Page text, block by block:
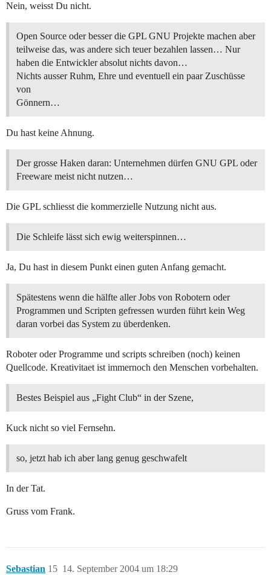
Nein, weisst Du nicht.
Open Source oder besser die GPL GNU Projekte machen aber
teilweise das, was andere sich teuer bezahlen lassen… Nur
haben die Entwickler absolut nichts davon…
Nichts ausser Ruhm, Ehre und eventuell ein paar Zuschüsse
von
Gönnern…
Du hast keine Ahnung.
Der grosse Haken daran: Unternehmen dürfen GNU GPL oder
Freeware meist nicht nutzen…
Die GPL schliesst die kommerzielle Nutzung nicht aus.
Die Schleife lässt sich ewig weiterspinnen…
Ja, Du hast in diesem Punkt einen guten Anfang gemacht.
Spätestens wenn die hälfte aller Jobs von Robotern oder
Programmen und Scripten gefressen wurden führt kein Weg
daran vorbei das System zu überdenken.
Roboter oder Programme und scripts schreiben (noch) keinen
Quellcode. Kreativitaet ist immernoch den Menschen vorbehalten.
Bestes Beispiel aus „Fight Club“ in der Szene,
Kuck nicht so viel Fernsehn.
so, jetzt hab ich aber lang genug geschwafelt
In der Tat.
Gruss vom Frank.
Sebastian 14. September 2004 um 18:29
15